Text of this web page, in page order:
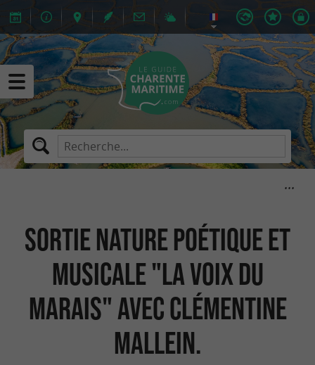
Sortie nature poétique et
musicale "La voix du
marais" avec Clémentine
Mallein.